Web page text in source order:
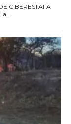
CIBERESTAFA
Desde la...